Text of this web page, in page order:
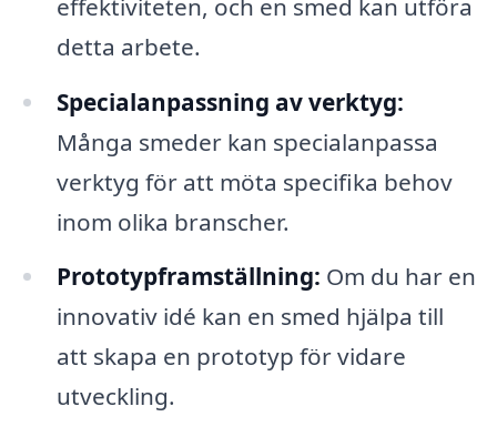
effektiviteten, och en smed kan utföra
detta arbete.
Specialanpassning av verktyg:
Många smeder kan specialanpassa
verktyg för att möta specifika behov
inom olika branscher.
Prototypframställning: Om du har en
innovativ idé kan en smed hjälpa till
att skapa en prototyp för vidare
utveckling.